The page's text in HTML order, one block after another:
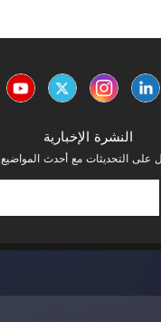
النشرة الإخبارية
على التحديثات مع أحدث المواضيع